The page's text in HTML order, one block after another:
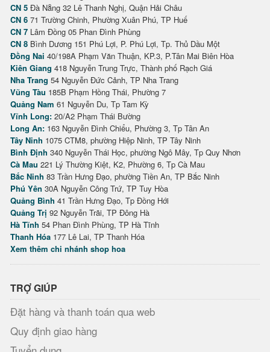
CN 5 Đà Nẵng 32 Lê Thanh Nghị, Quận Hải Châu
CN 6 71 Trường Chinh, Phường Xuân Phú, TP Huế
CN 7 Lâm Đồng 05 Phan Đình Phùng
CN 8 Bình Dương 151 Phú Lợi, P. Phú Lợi, Tp. Thủ Dầu Một
Đồng Nai 40/198A Phạm Văn Thuận, KP.3, P.Tân Mai Biên Hòa
Kiên Giang 418 Nguyễn Trung Trực, Thành phố Rạch Giá
Nha Trang 54 Nguyễn Đức Cảnh, TP Nha Trang
Vũng Tàu 185B Phạm Hồng Thái, Phường 7
Quảng Nam 61 Nguyễn Du, Tp Tam Kỳ
Vĩnh Long: 20/A2 Phạm Thái Bường
Long An: 163 Nguyễn Đình Chiểu, Phường 3, Tp Tân An
Tây Ninh 1075 CTM8, phường Hiệp Ninh, TP Tây Ninh
Bình Định 340 Nguyễn Thái Học, phường Ngô Mây, Tp Quy Nhơn
Cà Mau 221 Lý Thường Kiệt, K2, Phường 6, Tp Cà Mau
Bắc Ninh 83 Trần Hưng Đạo, phường Tiền An, TP Bắc Ninh
Phú Yên 30A Nguyễn Công Trứ, TP Tuy Hòa
Quảng Bình 41 Trần Hưng Đạo, Tp Đồng Hới
Quảng Trị 92 Nguyễn Trãi, TP Đông Hà
Hà Tĩnh 54 Phan Đình Phùng, TP Hà Tĩnh
Thanh Hóa 177 Lê Lai, TP Thanh Hóa
Xem thêm chi nhánh shop hoa
TRỢ GIÚP
Đặt hàng và thanh toán qua web
Quy định giao hàng